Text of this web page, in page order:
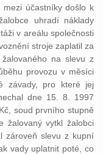
účastníky došlo k
uhradí náklady
v areálu společnosti
stroje zaplatil za
na slevu z
provozu v měsíci
závady, pro které jej
dne 15. 8. 1997
soud prvního stupně
žalovaný vytkl žalobci
zároveň slevu z kupní
vady uplatnit poté, co